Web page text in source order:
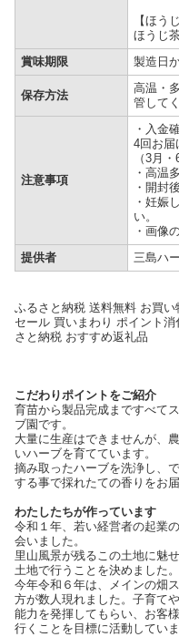
【ほう
ほうじ
賞味期限
製造日
保存方法
高温・
管して
注意事項
・入金
4回お届
（3月
・高温
・開封
・妊娠
い。
・画像
提供者
三島ハ
ふるさと納税 送料無料 お買
セール 買いまわり ポイント
さと納税 おすすめ返礼品
こだわりポイントをご紹介
育苗から製品完成まですべて
ブ園です。
大量に生産はできませんが、
いハーブを育てています。
摘み取ったハーブを洗浄し、
する事で採れたての香りをお届
わたしたちが作っています
令和１年、若い経営者の起業
会いました。
里山風景が残るこの土地に魅
土地で行うことを決めました。
今年令和６年は、メインの畑
方が数人現れました。子育て
能力を発揮してもらい、お客
行くことを目標に活動していま